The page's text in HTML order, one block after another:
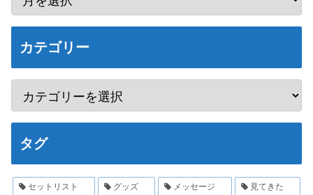
カテゴリー
タグ
セットリスト グッズ メッセージ 見てきた